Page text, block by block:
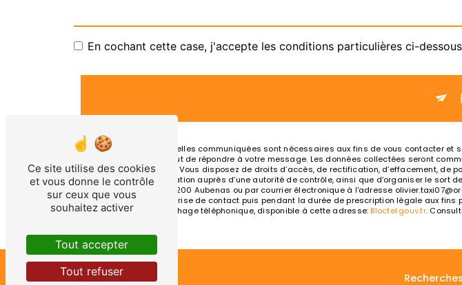
En cochant cette case, j'accepte les conditions particulières ci-
** Les données personnelles communiquées sont nécessaires aux fins de vous contacter
traitants dans le seul but de répondre à votre message. Les données collectées seront
olivier.taxi07@orange.fr. Vous disposez de droits d’accès, de rectification, d’effacement,
d’introduire une réclamation auprès d’une autorité de contrôle, ainsi que d’organiser le
Chemin des Mûriers, 07200 Aubenas ou par courrier électronique à l'adresse
pendant la période de prise de contact puis pendant la durée de prescription légale aux
d'opposition au démarchage téléphonique, disponible à cette adresse:Bloctel.gouv.fr.
Ce site utilise des cookies
et vous donne le contrôle
sur ceux que vous
souhaitez activer
Tout accepter
Tout refuser